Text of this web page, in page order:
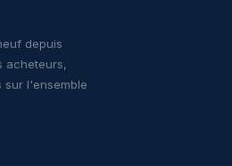
depuis
acheteurs,
sur l'ensemble